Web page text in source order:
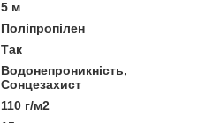
5 м
Поліпропілен
Так
Водонепроникність,
Сонцезахист
110 г/м2